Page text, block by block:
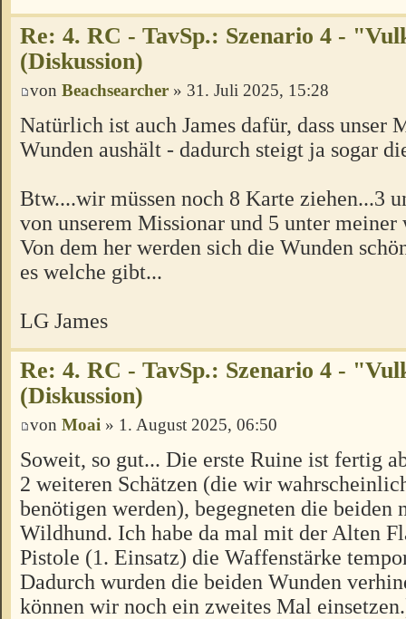
Re: 4. RC - TavSp.: Szenario 4 -
(Diskussion)
von Beachsearcher » 31. Juli 2025, 15:28
Natürlich ist auch James dafür, dass unser
Wunden aushält - dadurch steigt ja sogar
Btw....wir müssen noch 8 Karte ziehen...3
von unserem Missionar und 5 unter meiner
Von dem her werden sich die Wunden
es welche gibt...
LG James
Re: 4. RC - TavSp.: Szenario 4 -
(Diskussion)
von Moai » 1. August 2025, 06:50
Soweit, so gut... Die erste Ruine ist fertig
2 weiteren Schätzen (die wir
benötigen werden), begegneten die beiden
Wildhund. Ich habe da mal mit der Alten
Pistole (1. Einsatz) die Waffenstärke
Dadurch wurden die beiden Wunden
können wir noch ein zweites Mal